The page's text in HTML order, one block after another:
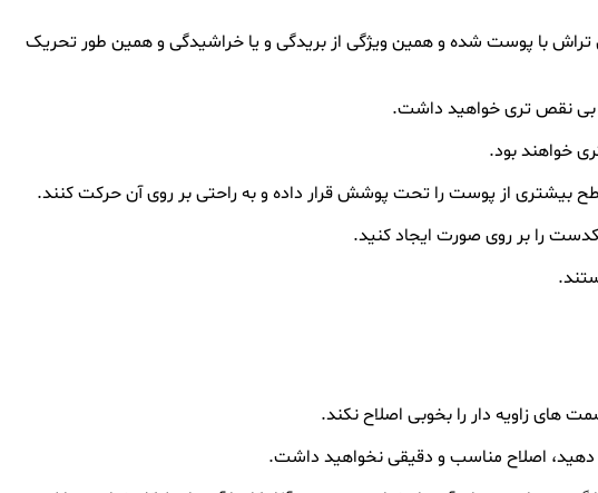
تراش با پوست شده و همین ویژگی از بریدگی و یا خراشیدگی و همین طور تحریک
و بی نقص تری خواهید داشت.
خواهند بود.
از پوست را تحت پوشش قرار داده و به راحتی بر روی آن حرکت کنند.
را بر روی صورت ایجاد کنید.
زاویه دار را بخوبی اصلاح نکند.
اصلاح مناسب و دقیقی نخواهید داشت.